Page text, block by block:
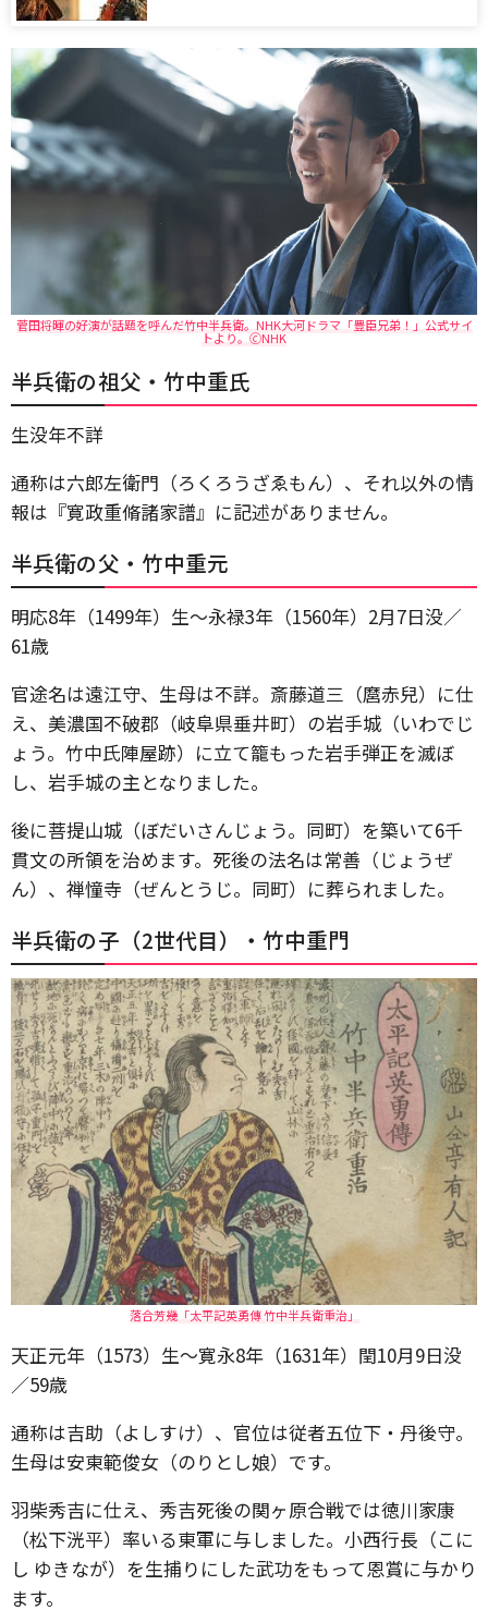
菅田将暉の好演が話題を呼んだ竹中半兵衛。NHK大河ドラマ「豊臣兄弟！」公式サイ
トより。🄫NHK
半兵衛の祖父・竹中重氏
生没年不詳
通称は六郎左衛門（ろくろうざゑもん）、それ以外の情
報は『寛政重脩諸家譜』に記述がありません。
半兵衛の父・竹中重元
明応8年（1499年）生～永禄3年（1560年）2月7日没／
61歳
官途名は遠江守、生母は不詳。斎藤道三（麿赤兒）に仕
え、美濃国不破郡（岐阜県垂井町）の岩手城（いわでじ
ょう。竹中氏陣屋跡）に立て籠もった岩手弾正を滅ぼ
し、岩手城の主となりました。
後に菩提山城（ぼだいさんじょう。同町）を築いて6千
貫文の所領を治めます。死後の法名は常善（じょうぜ
ん）、禅憧寺（ぜんとうじ。同町）に葬られました。
半兵衛の子（2世代目）・竹中重門
落合芳幾「太平記英勇傳 竹中半兵衛重治」
天正元年（1573）生～寛永8年（1631年）閏10月9日没
／59歳
通称は吉助（よしすけ）、官位は従者五位下・丹後守。
生母は安東範俊女（のりとし娘）です。
羽柴秀吉に仕え、秀吉死後の関ヶ原合戦では徳川家康
（松下洸平）率いる東軍に与しました。小西行長（こに
し ゆきなが）を生捕りにした武功をもって恩賞に与かり
ます。